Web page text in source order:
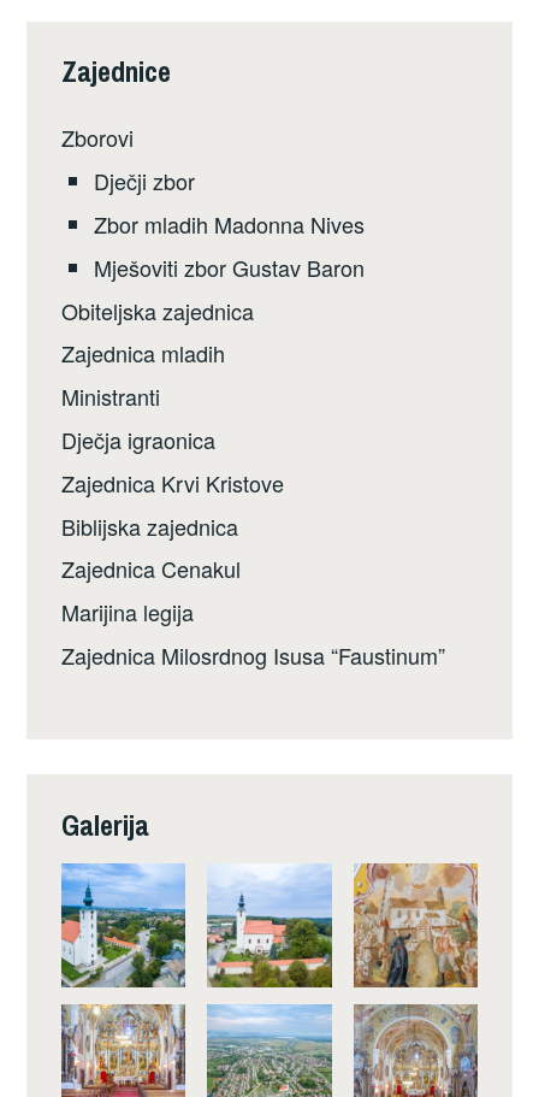
Zajednice
Zborovi
Dječji zbor
Zbor mladih Madonna Nives
Mješoviti zbor Gustav Baron
Obiteljska zajednica
Zajednica mladih
Ministranti
Dječja igraonica
Zajednica Krvi Kristove
Biblijska zajednica
Zajednica Cenakul
Marijina legija
Zajednica Milosrdnog Isusa “Faustinum”
Galerija